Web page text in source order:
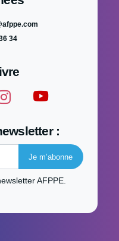
34
:
AFPPE.